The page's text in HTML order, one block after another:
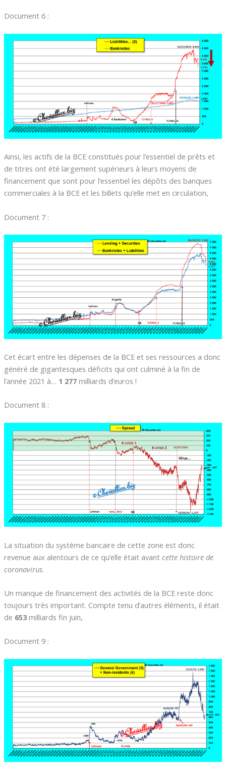
Document 6 :
Ainsi, les actifs de la BCE constitués pour l’essentiel de prêts et
de titres ont été largement supérieurs à leurs moyens de
financement que sont pour l’essentiel les dépôts des banques
commerciales à la BCE et les billets qu’elle met en circulation,
Document 7 :
Cet écart entre les dépenses de la BCE et ses ressources a donc
généré de gigantesques déficits qui ont culminé à la fin de
l’année 2021 à… 1 277milliards d’euros !
Document 8 :
La situation du système bancaire de cette zone est donc
revenue aux alentours de ce qu’elle était avant cette histoire de
coronavirus.
Un manque de financement des activités de la BCE reste donc
toujours très important. Compte tenu d’autres éléments, il était
de 653milliards fin juin,
Document 9 :